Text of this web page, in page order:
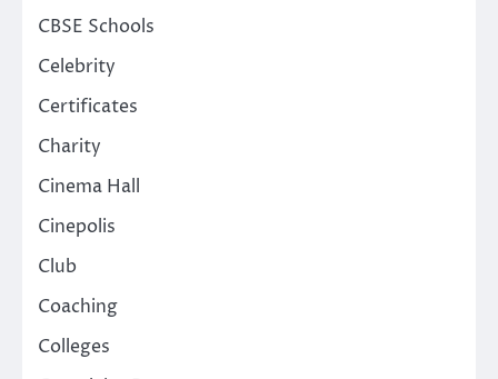
CBSE Schools
Celebrity
Certificates
Charity
Cinema Hall
Cinepolis
Club
Coaching
Colleges